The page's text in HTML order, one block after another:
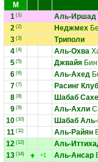
М
1 (1) Аль-Иршад
2 (2) Неджмех
3 (3)
Триполи
4 (4) Аль-Охва
5 (5) Джвайя
6 (6) Аль-Ахед
7 (7) Расинг Клуб
8 (8) Шабаб
9 (9) Аль-Ахли
10 (10) Шабаб Аль-
11 (11) Аль-Райян
12 (12) Аль-
13 (14) +1 Аль-Ансар